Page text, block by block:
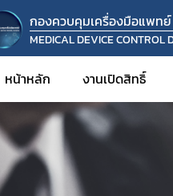
กองควบคุมเครื่องมือแพทย์
MEDICAL DEVICE CONTROL
หน้าหลัก งานเปิดสิทธิ์